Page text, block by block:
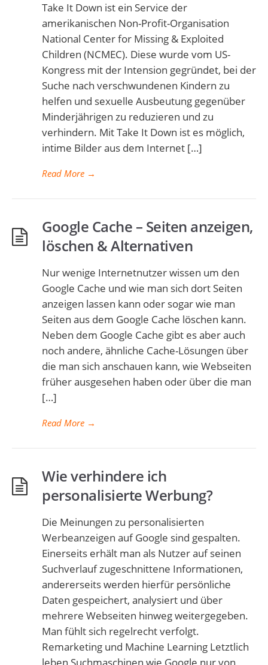
Take It Down ist ein Service der
amerikanischen Non-Profit-Organisation
National Center for Missing & Exploited
Children (NCMEC). Diese wurde vom US-
Kongress mit der Intension gegründet, bei der
Suche nach verschwundenen Kindern zu
helfen und sexuelle Ausbeutung gegenüber
Minderjährigen zu reduzieren und zu
verhindern. Mit Take It Down ist es möglich,
intime Bilder aus dem Internet […]
Read More →
Google Cache – Seiten anzeigen,
löschen & Alternativen
Nur wenige Internetnutzer wissen um den
Google Cache und wie man sich dort Seiten
anzeigen lassen kann oder sogar wie man
Seiten aus dem Google Cache löschen kann.
Neben dem Google Cache gibt es aber auch
noch andere, ähnliche Cache-Lösungen über
die man sich anschauen kann, wie Webseiten
früher ausgesehen haben oder über die man
[…]
Read More →
Wie verhindere ich
personalisierte Werbung?
Die Meinungen zu personalisierten
Werbeanzeigen auf Google sind gespalten.
Einerseits erhält man als Nutzer auf seinen
Suchverlauf zugeschnittene Informationen,
andererseits werden hierfür persönliche
Daten gespeichert, analysiert und über
mehrere Webseiten hinweg weitergegeben.
Man fühlt sich regelrecht verfolgt.
Remarketing und Machine Learning Letztlich